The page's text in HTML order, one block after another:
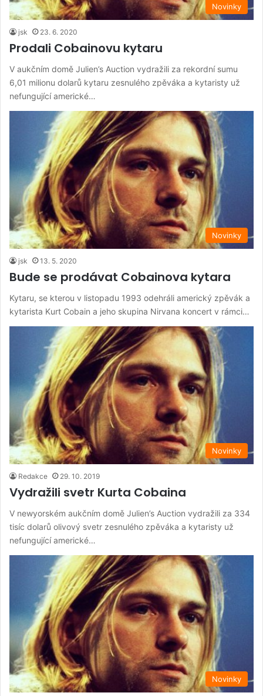
Novinky
jsk 23. 6. 2020
Prodali Cobainovu kytaru
V aukčním domě Julien’s Auction vydražili za rekordní sumu
6,01 milionu dolarů kytaru zesnulého zpěváka a kytaristy už
nefungující americké…
Novinky
jsk 13. 5. 2020
Bude se prodávat Cobainova kytara
Kytaru, se kterou v listopadu 1993 odehráli americký zpěvák a
kytarista Kurt Cobain a jeho skupina Nirvana koncert v rámci…
Novinky
Redakce 29. 10. 2019
Vydražili svetr Kurta Cobaina
V newyorském aukčním domě Julien’s Auction vydražili za 334
tisíc dolarů olivový svetr zesnulého zpěváka a kytaristy už
nefungující americké…
Novinky